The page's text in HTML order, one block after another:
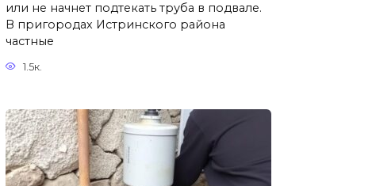
или не начнет подтекать труба в подвале.
В пригородах Истринского района
частные
1.5к.